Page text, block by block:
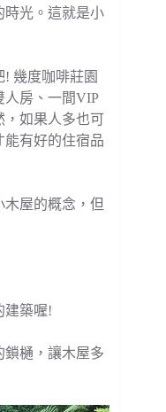
時光。這就是小
幾度咖啡莊園
人房、一間VIP
，如果人多也可
能有好的住宿品
屋的概念，但
建築喔!
鎖樋，讓木屋多